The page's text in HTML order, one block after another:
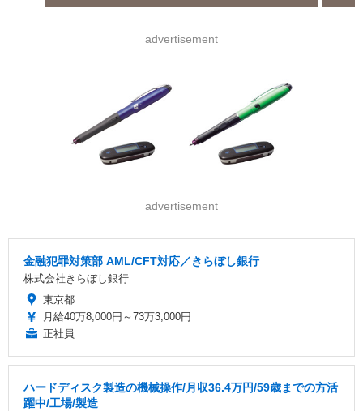
advertisement
advertisement
金融犯罪対策部 AML/CFT対応／きらぼし銀行
株式会社きらぼし銀行
東京都
月給40万8,000円～73万3,000円
正社員
ハードディスク製造の機械操作/月収36.4万円/59歳までの方活
躍中/工場/製造